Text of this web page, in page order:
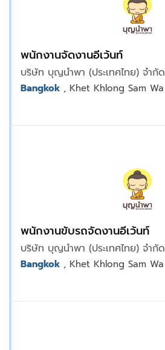
พนักงานจัดงานอีเว้นท์
บริษัท บุญนำพา (ประเทศไทย) จำกัด
Bangkok , Khet Khlong Sam Wa
พนักงานขับรถจัดงานอีเว้นท์
บริษัท บุญนำพา (ประเทศไทย) จำกัด
Bangkok , Khet Khlong Sam Wa